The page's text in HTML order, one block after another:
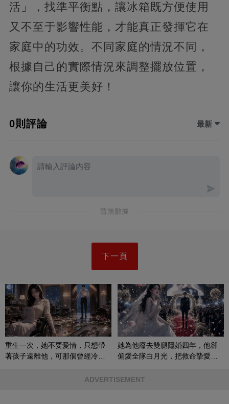
活」，找準平衡點，讓冰箱既方便使用
又不至于影響性能，才能真正發揮它在
家庭中的功效。不同家庭的情況不同，
根據自己的實際情況來調整擺放位置，
讓你的生活更美好！
0則評論 最新
暫無數據
下一頁
重生一次，她不要愛情，只想帶
著孩子遠離他，可那個曾經冷漠
她為他廢去雙腿隱婚四年，他卻
偏愛全隊白月光，把救命摯愛當
ADVERTISEMENT